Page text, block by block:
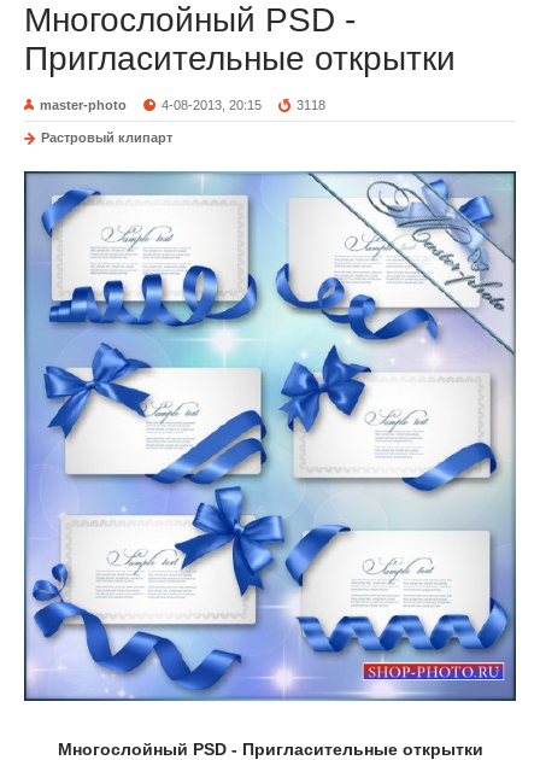
Многослойный PSD -
Пригласительные открытки
master-photo 4-08-2013, 20:15 3118
Растровый клипарт
Многослойный PSD - Пригласительные открытки